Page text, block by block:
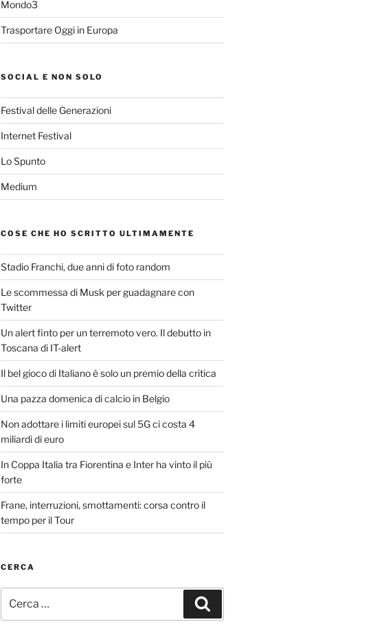
Mondo3
Trasportare Oggi in Europa
SOCIAL E NON SOLO
Festival delle Generazioni
Internet Festival
Lo Spunto
Medium
COSE CHE HO SCRITTO ULTIMAMENTE
Stadio Franchi, due anni di foto random
Le scommessa di Musk per guadagnare con
Twitter
Un alert finto per un terremoto vero. Il debutto in
Toscana di IT-alert
Il bel gioco di Italiano è solo un premio della critica
Una pazza domenica di calcio in Belgio
Non adottare i limiti europei sul 5G ci costa 4
miliardi di euro
In Coppa Italia tra Fiorentina e Inter ha vinto il più
forte
Frane, interruzioni, smottamenti: corsa contro il
tempo per il Tour
CERCA